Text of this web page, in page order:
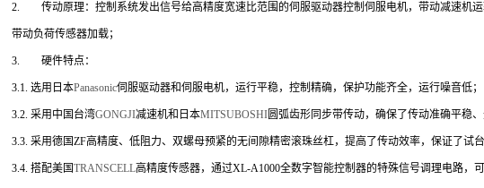
2. 传动原理：控制系统发出信号给高精度宽速比范围的伺服驱动器控制伺服电机，带动减速机
带动负荷传感器加载；
3. 硬件特点：
3.1. 选用日本Panasonic伺服驱动器和伺服电机，运行平稳，控制精确，保护功能齐全，运行噪音低；
3.2. 采用中国台湾GONGJI减速机和日本MITSUBOSHI圆弧齿形同步带传动，确保了传动准确平稳
3.3. 采用德国ZF高精度、低阻力、双螺母预紧的无间隙精密滚珠丝杠，提高了传动效率，保证了试
3.4. 搭配美国TRANSCELL高精度传感器，通过XL-A1000全数字智能控制器的特殊信号调理电路，